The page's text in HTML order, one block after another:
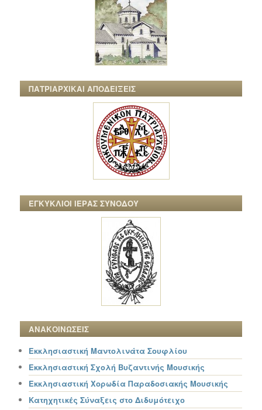
ΠΑΤΡΙΑΡΧΙΚΑΙ ΑΠΟΔΕΙΞΕΙΣ
ΕΓΚΥΚΛΙΟΙ ΙΕΡΑΣ ΣΥΝΟΔΟΥ
ΑΝΑΚΟΙΝΩΣΕΙΣ
Εκκλησιαστική Μαντολινάτα Σουφλίου
Εκκλησιαστική Σχολή Βυζαντινής Μουσικής
Εκκλησιαστική Χορωδία Παραδοσιακής Μουσικής
Κατηχητικές Σύναξεις στο Διδυμότειχο